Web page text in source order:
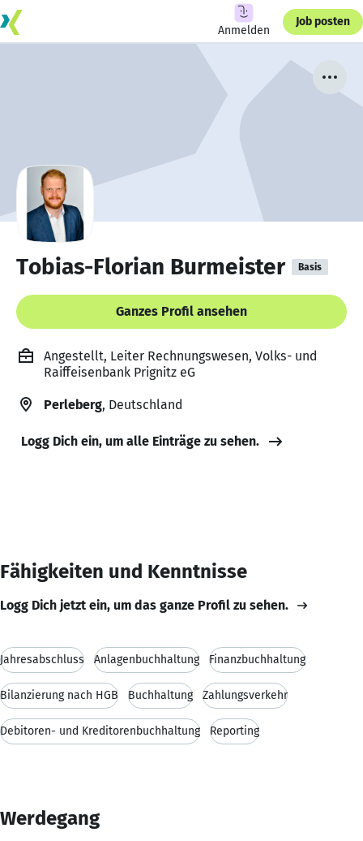
Anmelden
Job posten
Tobias-Florian Burmeister Basis
Ganzes Profil ansehen
Angestellt, Leiter Rechnungswesen, Volks- und
Raiffeisenbank Prignitz eG
Perleberg, Deutschland
Logg Dich ein, um alle Einträge zu sehen.
Fähigkeiten und Kenntnisse
Logg Dich jetzt ein, um das ganze Profil zu sehen.
Jahresabschluss Anlagenbuchhaltung Finanzbuchhaltung
Bilanzierung nach HGB Buchhaltung Zahlungsverkehr
Debitoren- und Kreditorenbuchhaltung Reporting
Werdegang